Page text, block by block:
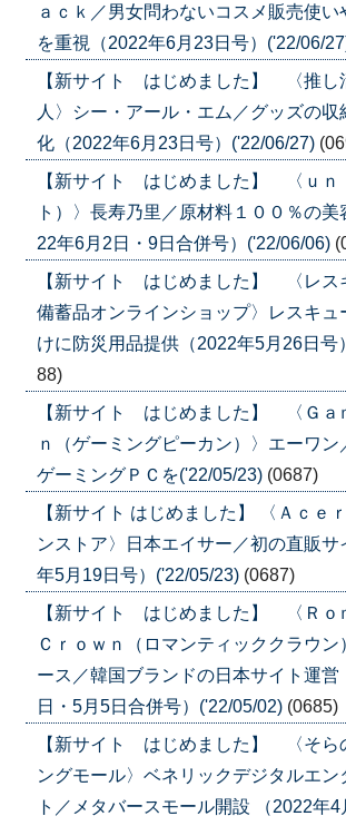
ａｃｋ／男女問わないコスメ販売使い
を重視（2022年6月23日号）('22/06/
【新サイト はじめました】 〈推し
人〉シー・アール・エム／グッズの収
化（2022年6月23日号）('22/06/27)
【新サイト はじめました】 〈ｕｎ
ト）〉長寿乃里／原材料１００％の
22年6月2日・9日合併号）('22/06/06)
【新サイト はじめました】 〈レス
備蓄品オンラインショップ〉レスキュ
けに防災用品提供（2022年5月26日号
88)
【新サイト はじめました】 〈Ｇａ
ｎ（ゲーミングピーカン）〉エーワン
ゲーミングＰＣを('22/05/23) (0687)
【新サイト はじめました】 〈Ａｃｅ
ンストア〉日本エイサー／初の直販サ
年5月19日号）('22/05/23) (0687)
【新サイト はじめました】 〈Ｒ
Ｃｒｏｗｎ（ロマンティッククラウン
ース／韓国ブランドの日本サイト運営
日・5月5日合併号）('22/05/02) (0685)
【新サイト はじめました】 〈そら
ングモール〉ベネリックデジタルエン
ト／メタバースモール開設 （2022年